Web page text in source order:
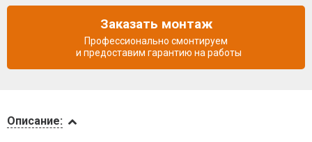
Описание:
Заказать монтаж
Профессионально смонтируем
и предоставим гарантию на работы